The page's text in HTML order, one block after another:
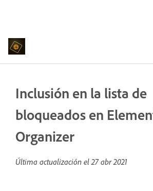
Inclusión en la lista de
bloqueados en
Organizer
Última actualización el27 abr 2021